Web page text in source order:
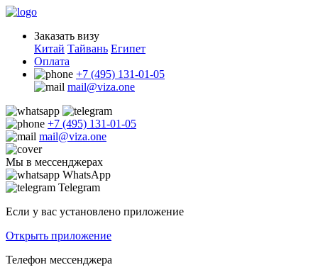
Заказать визу
Китай Тайвань Египет
Оплата
+7 (495) 131-01-05
mail@viza.one
+7 (495) 131-01-05
mail@viza.one
Мы в мессенджерах
WhatsApp
Telegram
Если у вас установлено приложение
Открыть приложение
Телефон мессенджера